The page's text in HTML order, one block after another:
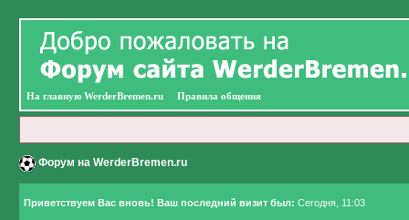
На главную WerderBremen.ru Правила общения
Форум на WerderBremen.ru
Приветствуем Вас вновь! Ваш последний визит был:Сегодня, 11:03